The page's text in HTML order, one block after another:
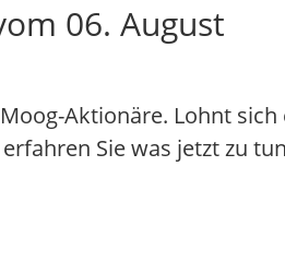
06. August
Aktionäre. Lohnt sich
Sie was jetzt zu tun